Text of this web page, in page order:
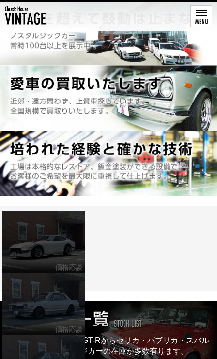
価格応談
価格応談
ハコスカ・ケンメリ・GT-Rからセリカ・パブリカ・スバル
360まで、ヴィンテージカーの在庫が多数有ります。